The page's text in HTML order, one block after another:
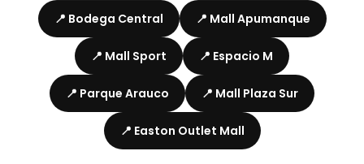
📍 Bodega Central 📍 Mall Apumanque
📍 Mall Sport 📍 Espacio M
📍 Parque Arauco 📍 Mall Plaza Sur
📍 Easton Outlet Mall